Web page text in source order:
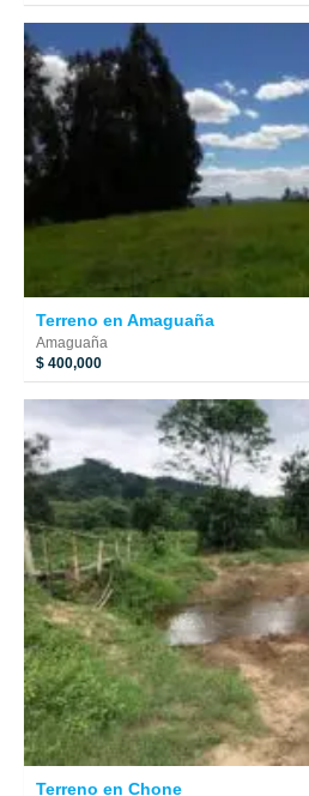
Terreno en Amaguaña
Amaguaña
$ 400,000
Terreno en Chone